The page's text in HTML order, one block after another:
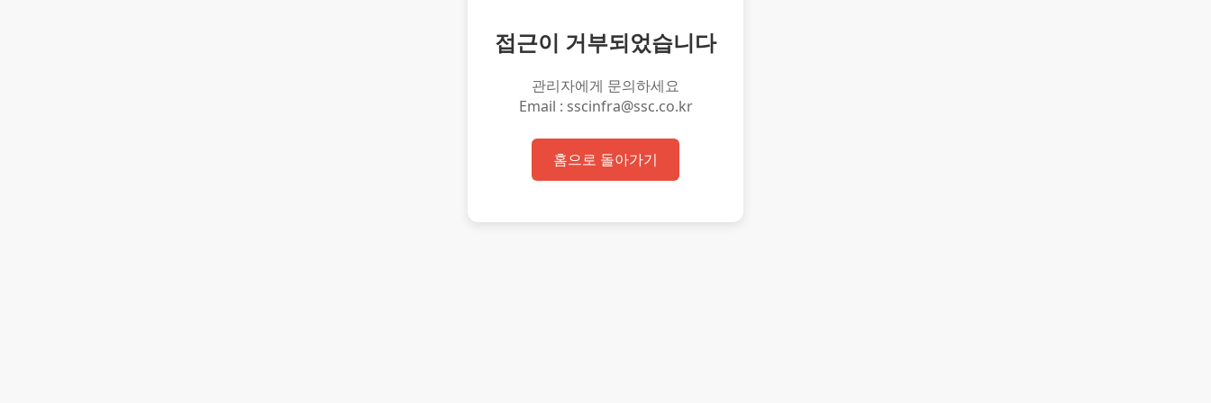
접근이 거부되었습니다
관리자에게 문의하세요
Email : sscinfra@ssc.co.kr
홈으로 돌아가기